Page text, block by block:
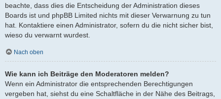
beachte, dass dies die Entscheidung der Administration dieses
Boards ist und phpBB Limited nichts mit dieser Verwarnung zu tun
hat. Kontaktiere einen Administrator, sofern du die nicht sicher bist,
wieso du verwarnt wurdest.
Nach oben
Wie kann ich Beiträge den Moderatoren melden?
Wenn ein Administrator die entsprechenden Berechtigungen
vergeben hat, siehst du eine Schaltfläche in der Nähe des Beitrags,